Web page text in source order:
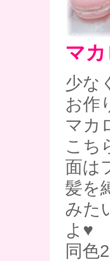
マ
少な
お作
マカ
こち
面は
髪を
みた
よ♥
同色